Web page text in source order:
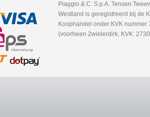
Piaggio & C. S.p.A. Tensen
Westland is geregistreerd bij de
Koophandel onder KVK nummer
(voorheen 2wielerdirk, KVK: